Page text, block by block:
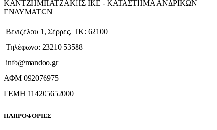
ΚΑΝΤΖΗΜΠΑΤΖΑΚΗΣ ΙΚΕ - ΚΑΤΑΣΤΗΜΑ ΑΝΔΡΙΚΩΝ
ΕΝΔΥΜΑΤΩΝ
Βενιζέλου 1, Σέρρες, ΤΚ: 62100
Τηλέφωνο: 23210 53588
info@mandoo.gr
ΑΦΜ 092076975
ΓΕΜΗ 114205652000
ΠΛΗΡΟΦΟΡΙΕΣ